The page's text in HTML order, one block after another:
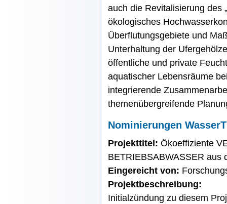
auch die Revitalisierung des
ökologisches
Überflutungsgebiete und
Unterhaltung der
öffentliche und private
aquatischer Lebensräume
integrierende
themenübergreifende
Nominierungen
Projekttitel: Ökoeffiziente
BETRIEBSABWASSER aus
Eingereicht von:
Projektbeschreibung:
Initialzündung zu diesem